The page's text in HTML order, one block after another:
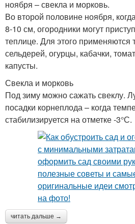
ноября – свекла и морковь.
Во второй половине ноября,
8-10 см, огородники могут
теплице. Для этого применяются
сельдерей, огурцы, кабачки,
капусты.
Свекла и морковь
Под зиму можно сажать свеклу.
посадки корнеплода – когда
стабилизируется на отметке -3°С.
читать дальше →